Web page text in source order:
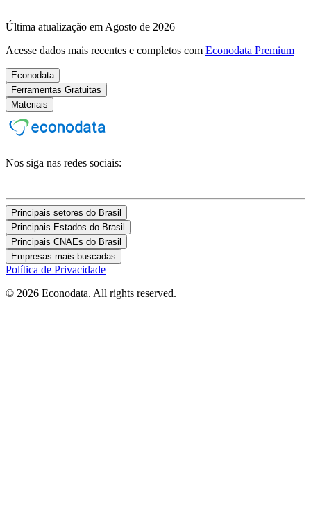
Última atualização em Agosto de 2026
Acesse dados mais recentes e completos com Econodata Premium
Econodata
Ferramentas Gratuitas
Materiais
Nos siga nas redes sociais:
Principais setores do Brasil
Principais Estados do Brasil
Principais CNAEs do Brasil
Empresas mais buscadas
Política de Privacidade
© 2026 Econodata. All rights reserved.